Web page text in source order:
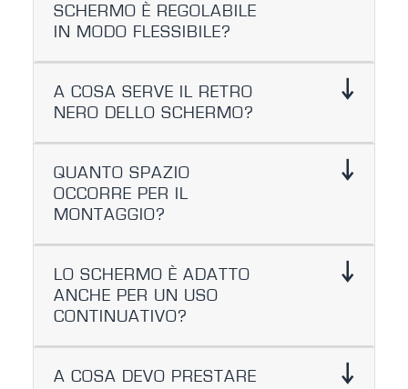
SCHERMO È REGOLABILE
IN MODO FLESSIBILE?
A COSA SERVE IL RETRO
NERO DELLO SCHERMO?
QUANTO SPAZIO
OCCORRE PER IL
MONTAGGIO?
LO SCHERMO È ADATTO
ANCHE PER UN USO
CONTINUATIVO?
A COSA DEVO PRESTARE